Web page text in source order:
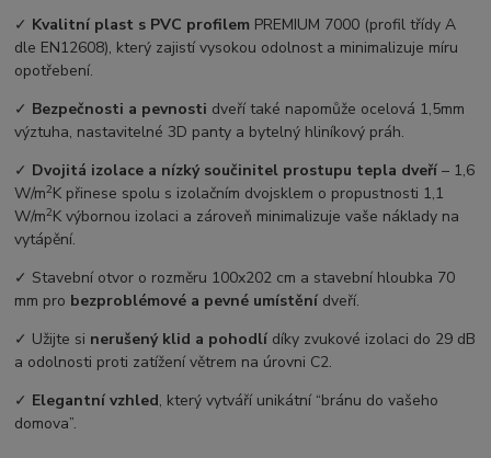
✓ Kvalitní plast s PVC profilem PREMIUM 7000 (profil třídy A
dle EN12608), který zajistí vysokou odolnost a minimalizuje míru
opotřebení.
✓ Bezpečnosti a pevnosti dveří také napomůže ocelová 1,5mm
výztuha, nastavitelné 3D panty a bytelný hliníkový práh.
✓ Dvojitá izolace a nízký součinitel prostupu tepla dveří –⁠ 1,6
W/m2K přinese spolu s izolačním dvojsklem o propustnosti 1,1
W/m2K výbornou izolaci a zároveň minimalizuje vaše náklady na
vytápění.
✓ Stavební otvor o rozměru 100x202 cm a stavební hloubka 70
mm pro bezproblémové a pevné umístění dveří.
✓ Užijte si nerušený klid a pohodlí díky zvukové izolaci do 29 dB
a odolnosti proti zatížení větrem na úrovni C2.
✓ Elegantní vzhled, který vytváří unikátní “bránu do vašeho
domova”.